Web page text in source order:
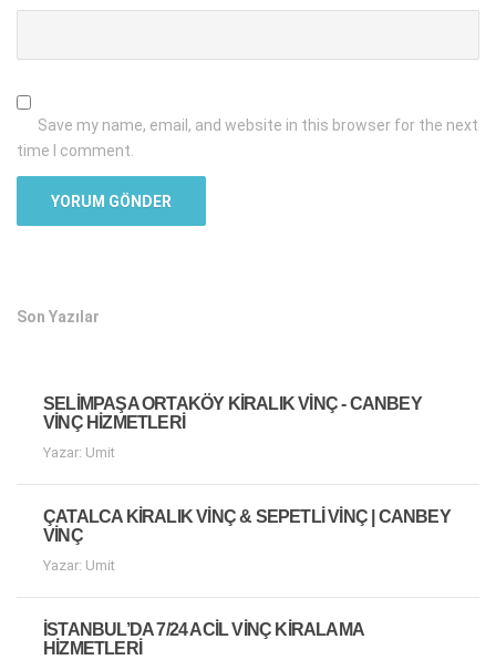
Save my name, email, and website in this browser for the next
time I comment.
Son Yazılar
SELIMPAŞA ORTAKÖY KIRALIK VINÇ - CANBEY
VINÇ HIZMETLERI
Yazar: Umit
ÇATALCA KIRALIK VINÇ & SEPETLI VINÇ | CANBEY
VINÇ
Yazar: Umit
İSTANBUL’DA 7/24 ACIL VINÇ KIRALAMA
HIZMETLERI